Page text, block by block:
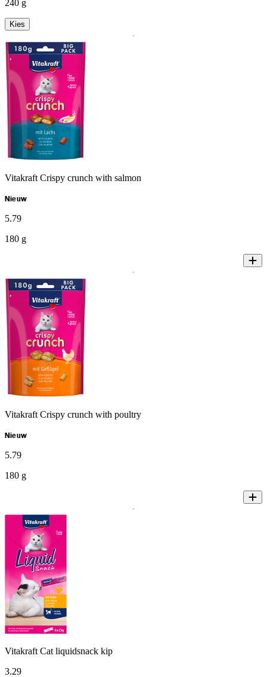
240 g
Kies
Vitakraft Crispy crunch with salmon
Nieuw
5.79
180 g
Vitakraft Crispy crunch with poultry
Nieuw
5.79
180 g
Vitakraft Cat liquidsnack kip
3.29